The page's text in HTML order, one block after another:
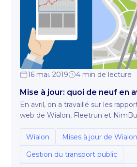
16 mai. 2019 4 min de lecture
Mise à jour: quoi de neuf en
En avril, on a travaillé sur les
web de Wialon, Fleetrun et
Wialon
Mises à jour de Wialon
Gestion du transport public